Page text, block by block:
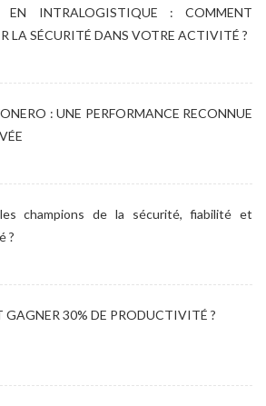
EN INTRALOGISTIQUE : COMMENT
LA SÉCURITÉ DANS VOTRE ACTIVITÉ ?
: UNE PERFORMANCE RECONNUE
champions de la sécurité, fiabilité et
?
GAGNER 30% DE PRODUCTIVITÉ ?